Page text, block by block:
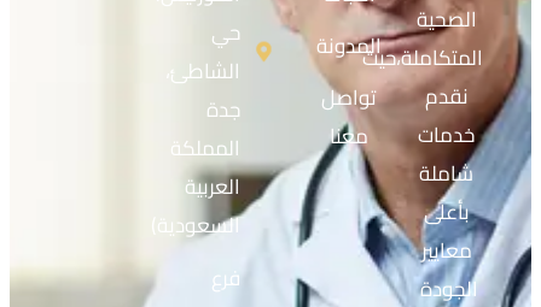
الصحية
المتكاملة،حيث
نقدم
خدمات
شاملة
بأعلى
معايير
الجودة
المدونة
تواصل
معنا
حي
الشاطئ،
جدة
المملكة
العربية
السعودية)
فرع